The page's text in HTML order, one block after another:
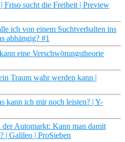
Friso sucht die Freiheit | Preview
ich von einem Suchtverhalten ins
abhängig? #1
eine Verschwörungstheorie
Traum wahr werden kann |
kann ich mir noch leisten? | Y-
der Automarkt: Kann man damit
| Galileo | ProSieben